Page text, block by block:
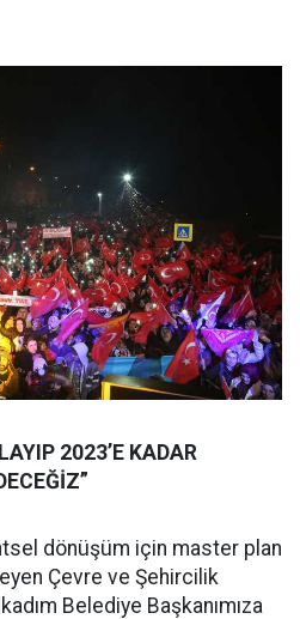
2023’E KADAR
dönüşüm için master plan
Çevre ve Şehircilik
Belediye Başkanımıza